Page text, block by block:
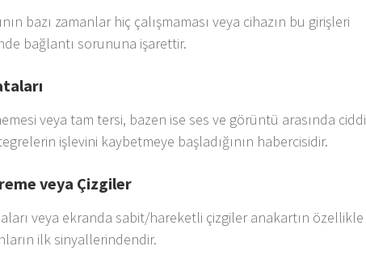
bazı zamanlar hiç çalışmaması veya cihazın bu girişleri
bağlantı sorununa işarettir.
veya tam tersi, bazen ise ses ve görüntü arasında ciddi
işlevini kaybetmeye başladığının habercisidir.
veya Çizgiler
veya ekranda sabit/hareketli çizgiler anakartın özellikle
ilk sinyallerindendir.